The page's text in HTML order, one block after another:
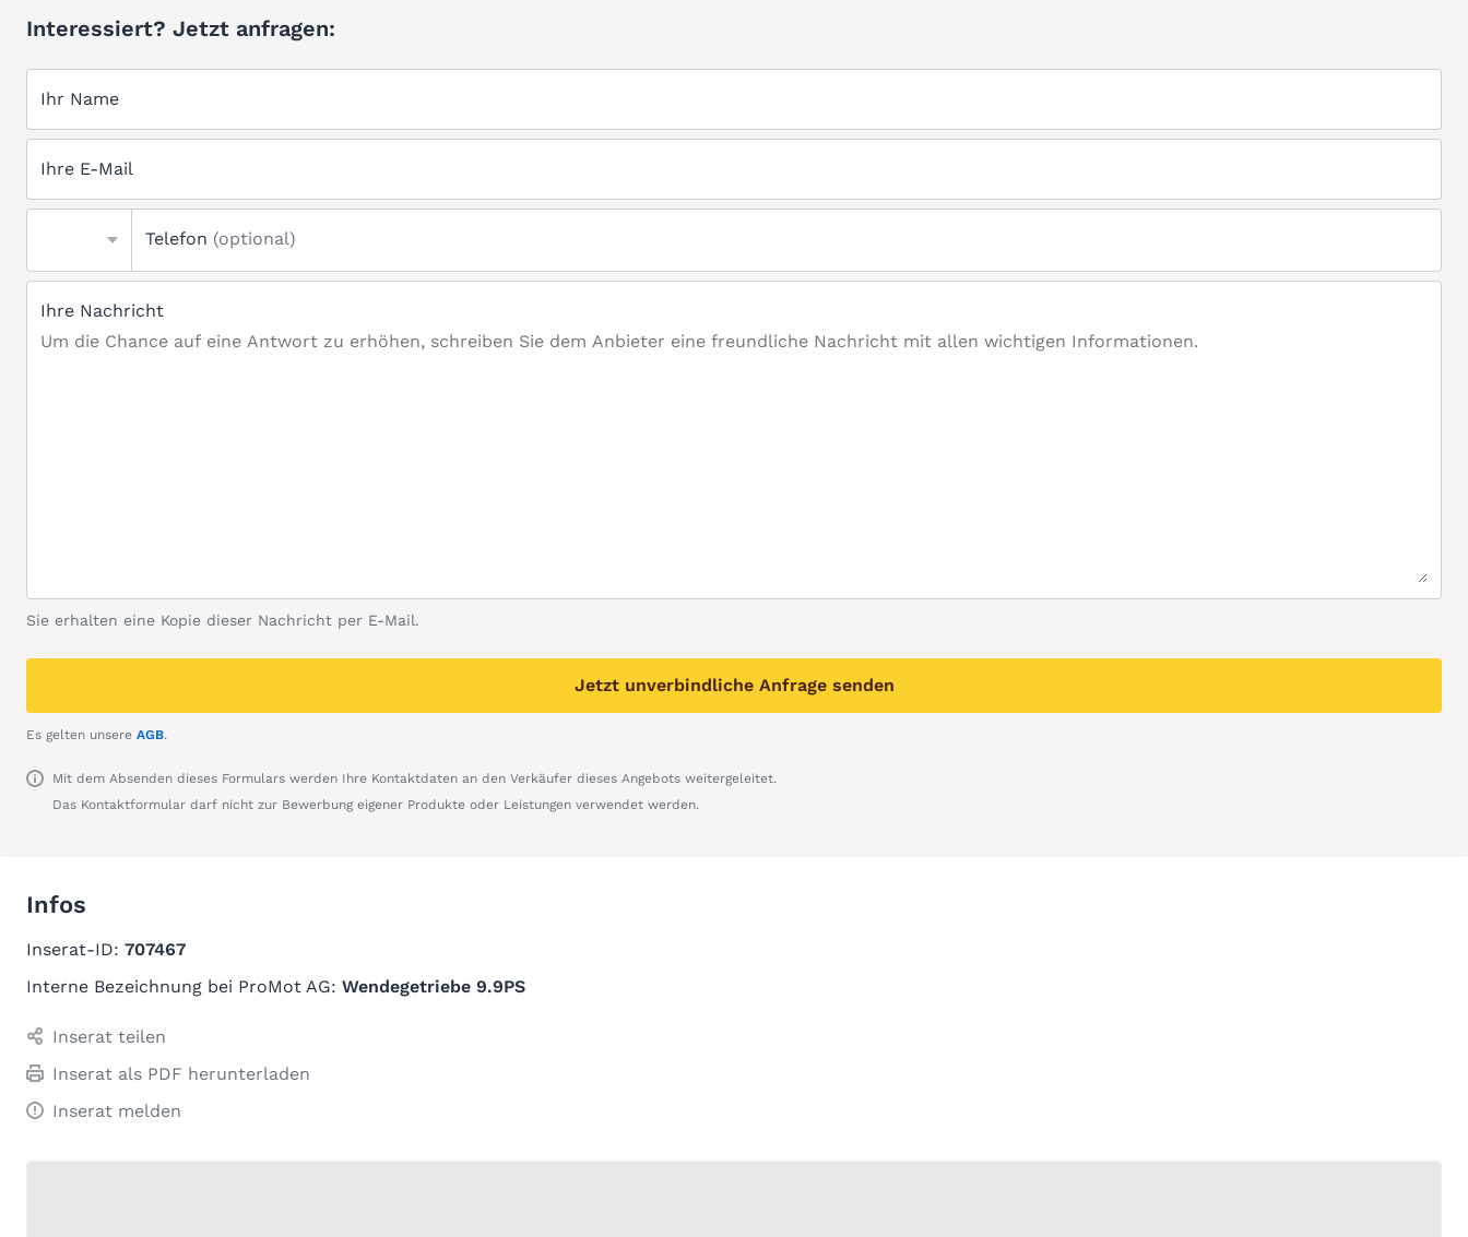
Interessiert? Jetzt anfragen:
Ihr Name
Ihre E-Mail
Telefon (optional)
Ihre Nachricht
Sie erhalten eine Kopie dieser Nachricht per E-Mail.
Jetzt unverbindliche Anfrage senden
Es gelten unsere AGB.
Mit dem Absenden dieses Formulars werden Ihre Kontaktdaten an den Verkäufer dieses Angebots weitergeleitet.
Das Kontaktformular darf nicht zur Bewerbung eigener Produkte oder Leistungen verwendet werden.
Infos
Inserat-ID: 707467
Interne Bezeichnung bei ProMot AG: Wendegetriebe 9.9PS
Inserat teilen
Inserat als PDF herunterladen
Inserat melden